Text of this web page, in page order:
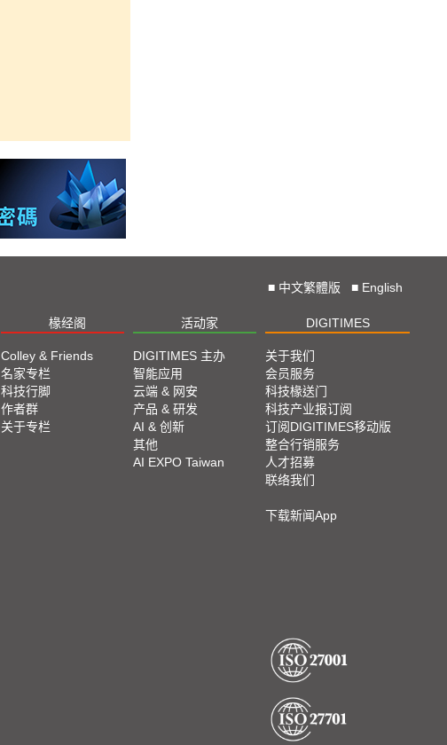
■ 中文繁體版 ■ English
椽经阁 活动家 DIGITIMES
Colley & Friends
名家专栏
科技行脚
作者群
关于专栏
DIGITIMES 主办
智能应用
云端 & 网安
产品 & 研发
AI & 创新
其他
AI EXPO Taiwan
关于我们
会员服务
科技椽送门
科技产业报订阅
订阅DIGITIMES移动版
整合行销服务
人才招募
联络我们
下载新闻App